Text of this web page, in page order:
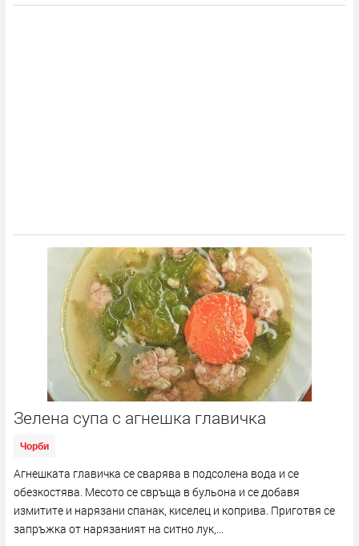
Зелена супа с агнешка главичка
Чорби
Агнешката главичка се сварява в подсолена вода и се
обезкостява. Месото се свръща в бульона и се добавя
измитите и нарязани спанак, киселец и коприва. Приготвя се
запръжка от нарязаният на ситно лук,...